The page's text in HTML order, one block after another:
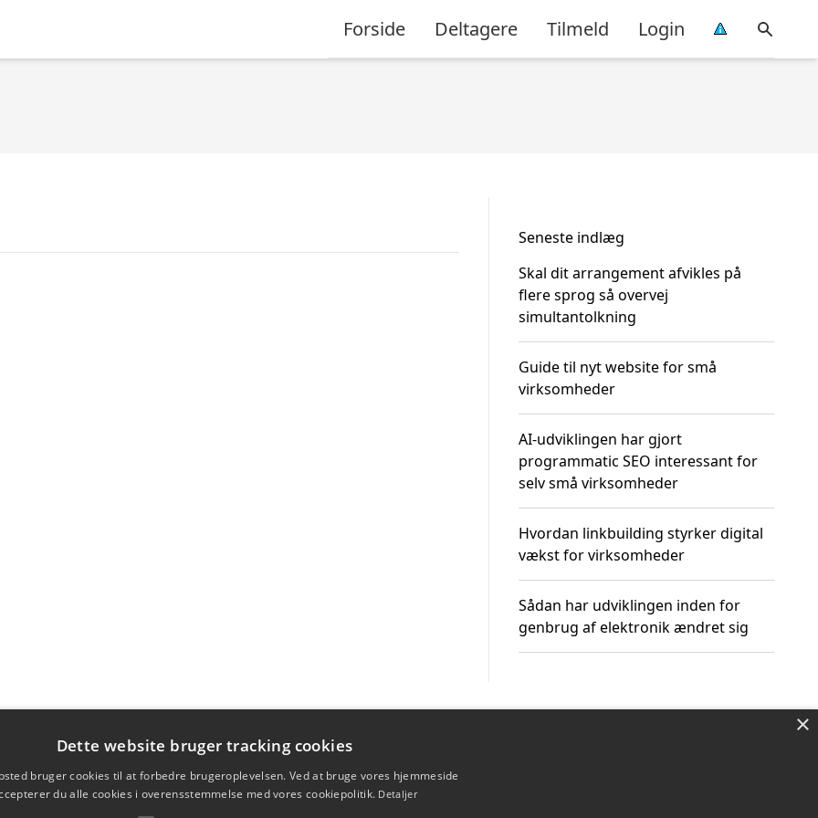
Forside Deltagere Tilmeld Login
Seneste indlæg
Skal dit arrangement afvikles på
flere sprog så overvej
simultantolkning
Guide til nyt website for små
virksomheder
AI-udviklingen har gjort
programmatic SEO interessant for
selv små virksomheder
Hvordan linkbuilding styrker digital
vækst for virksomheder
Sådan har udviklingen inden for
genbrug af elektronik ændret sig
×
Dette website bruger tracking cookies
bruger cookies til at forbedre brugeroplevelsen. Ved at bruge vores hjemmeside
du alle cookies i overensstemmelse med vores cookiepolitik. Detaljer